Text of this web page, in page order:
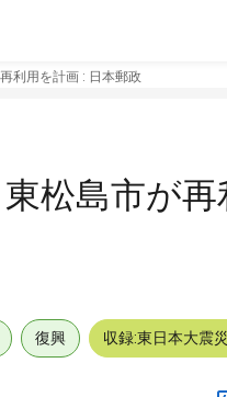
利用を計画 : 日本郵政
松島市が
復興 収録:東日本大震